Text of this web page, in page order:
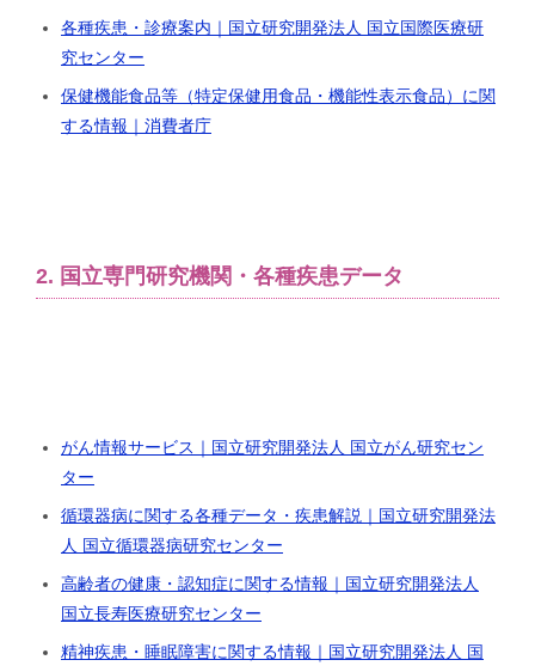
各種疾患・診療案内｜国立研究開発法人 国立国際医療研
究センター
保健機能食品等（特定保健用食品・機能性表示食品）に関
する情報｜消費者庁
2. 国立専門研究機関・各種疾患データ
がん情報サービス｜国立研究開発法人 国立がん研究セン
ター
循環器病に関する各種データ・疾患解説｜国立研究開発法
人 国立循環器病研究センター
高齢者の健康・認知症に関する情報｜国立研究開発法人
国立長寿医療研究センター
精神疾患・睡眠障害に関する情報｜国立研究開発法人 国